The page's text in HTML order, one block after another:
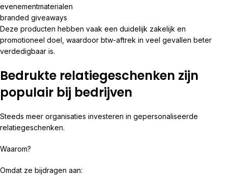
evenementmaterialen
branded giveaways
Deze producten hebben vaak een duidelijk zakelijk en
promotioneel doel, waardoor btw-aftrek in veel gevallen beter
verdedigbaar is.
Bedrukte relatiegeschenken zijn
populair bij bedrijven
Steeds meer organisaties investeren in gepersonaliseerde
relatiegeschenken.
Waarom?
Omdat ze bijdragen aan: